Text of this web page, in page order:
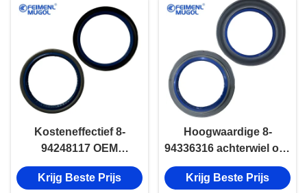
Kosteneffectief 8-
94248117 OEM
vervangend voorwiel
olie afdichting voor
Krijg Beste Prijs
Hoogwaardige 8-
94336316 achterwiel olie
afdichting voor ISUZU
NPR en JMC Kaiyun
Krijg Beste Prijs